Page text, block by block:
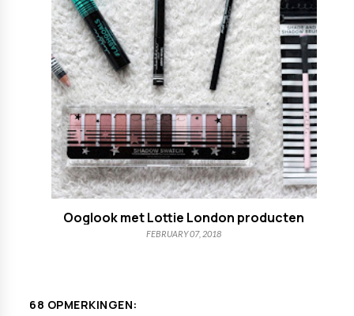
Ooglook met Lottie London producten
FEBRUARY 07, 2018
68 OPMERKINGEN: